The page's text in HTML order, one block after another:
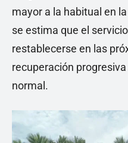
mayor a la habitual en
se estima que el
restablecerse en las
recuperación
normal.